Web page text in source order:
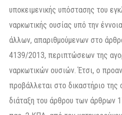
υποκειμενικής υπόστασης του
ναρκωτικής ουσίας υπό την
άλλων, απαριθμούμενων στο
4139/2013, περιπτώσεων της
ναρκωτικών ουσιών. Έτσι, ο
προβάλλεται στο δικαστήριο
διάταξη του άρθρου των άρθρων